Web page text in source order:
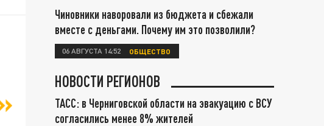
Чиновники наворовали из бюджета и сбежали
вместе с деньгами. Почему им это позволили?
06 АВГУСТА 14:52 ОБЩЕСТВО
НОВОСТИ РЕГИОНОВ
ТАСС: в Черниговской области на эвакуацию с ВСУ
согласились менее 8% жителей